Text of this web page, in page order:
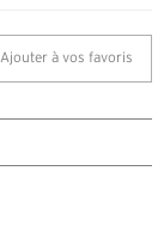
Ajouter à vos favoris